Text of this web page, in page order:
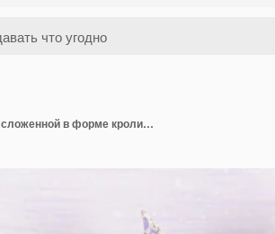
Пасхальный стол Белая тарелка с салфеткой, сложенной в форме кролика Пасха и шоколадные яйца на розовом фоне Счастливой Пасхальной праздничной концепции